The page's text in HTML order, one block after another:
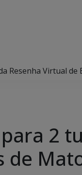
Resenha Virtual de
2